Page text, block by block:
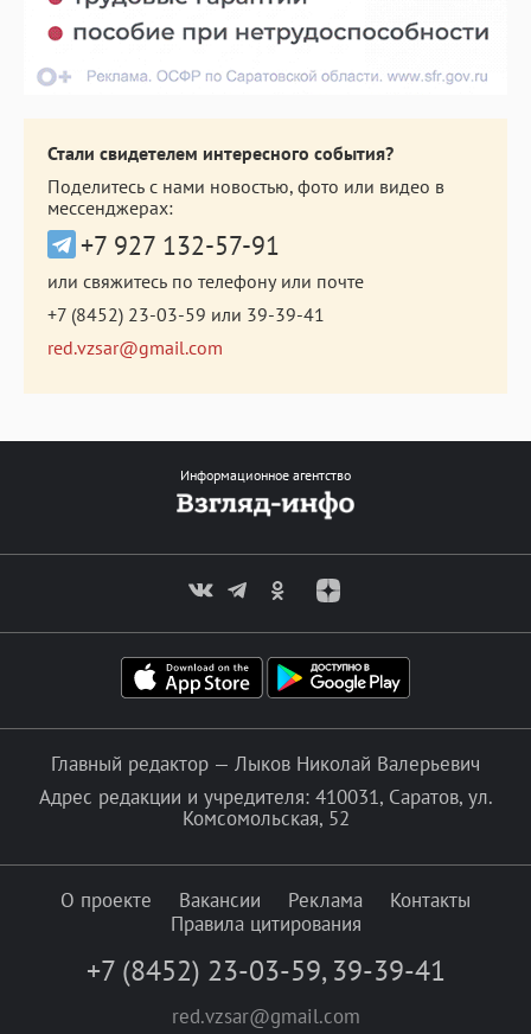
Стали свидетелем интересного события?
Поделитесь с нами новостью, фото или видео в
мессенджерах:
+7 927 132-57-91
или свяжитесь по телефону или почте
+7 (8452) 23-03-59 или 39-39-41
red.vzsar@gmail.com
Информационное агентство
Главный редактор — Лыков Николай Валерьевич
Адрес редакции и учредителя: 410031, Саратов, ул.
Комсомольская, 52
О проекте Вакансии Реклама
Контакты
Правила цитирования
+7 (8452) 23-03-59, 39-39-41
red.vzsar@gmail.com